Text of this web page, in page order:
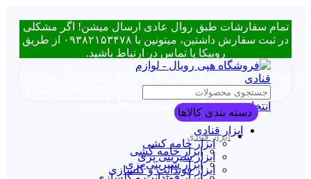
تمام سفارشات طبق روال عادی ارسال میشن! اگر مشکلی
در ثبت سفارش داشتین، میتونین با ۰۹۳۸۲۱۵۳۴۷۸ از طریق
روبیکا یا تماس در ارتباط باشید.
تمام سفارشات طبق روال عادی ارسال میشن! اگر مشکلی
روبیکا یا تماس در ارتباط باشید.انتخاب دسته بندی
ابزار قنادی
ابزار خامه کشی
ابزار شیرینی پزی
ابزار فوندانت و گلسازی
دسته بندی کالاها
ابزار قنادی
ابزار خامه کشی
ابزار شیرینی پزی